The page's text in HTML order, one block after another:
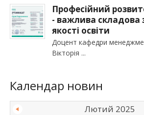
Професійний
- важлива складова
якості освіти
Доцент кафедри
Вікторія
Календар новин
Лютий 2025